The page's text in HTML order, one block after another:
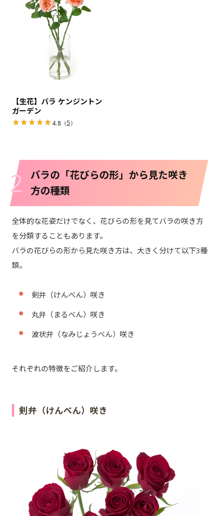
【生花】バラ ケンジントン
ガーデン
4.8（5）
2
バラの「花びらの形」から見た咲き
方の種類
全体的な花姿だけでなく、花びらの形を見てバラの咲き方
を分類することもあります。
バラの花びらの形から見た咲き方は、大きく分けて以下3種
類。
剣弁（けんべん）咲き
丸弁（まるべん）咲き
波状弁（なみじょうべん）咲き
それぞれの特徴をご紹介します。
剣弁（けんべん）咲き